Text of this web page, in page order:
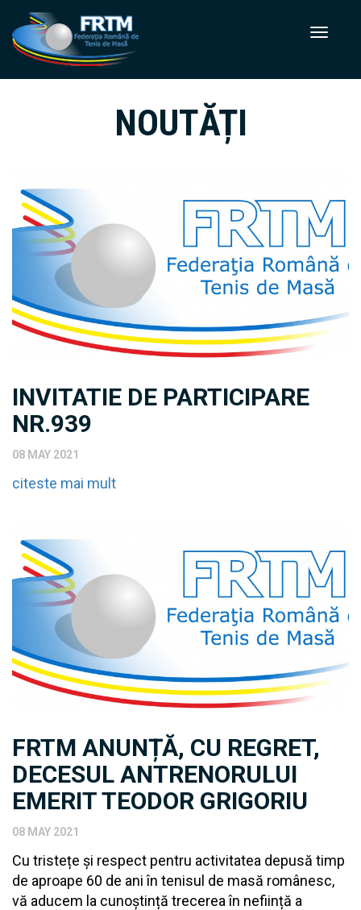
NOUTĂȚI
INVITATIE DE PARTICIPARE
NR.939
08 MAY 2021
citeste mai mult
FRTM ANUNȚĂ, CU REGRET,
DECESUL ANTRENORULUI
EMERIT TEODOR GRIGORIU
08 MAY 2021
Cu tristețe și respect pentru activitatea depusă timp
de aproape 60 de ani în tenisul de masă românesc,
vă aducem la cunoștință trecerea în neființă a